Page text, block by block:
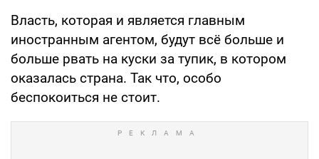
Власть, которая и является главным
иностранным агентом, будут всё больше и
больше рвать на куски за тупик, в котором
оказалась страна. Так что, особо
беспокоиться не стоит.